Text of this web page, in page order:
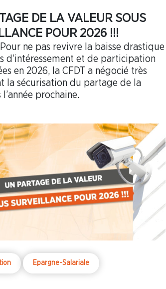
DE LA VALEUR SOUS
POUR 2026 !!!
ne pas revivre la baisse drastique
d’intéressement et de participation
en 2026, la CFDT a négocié très
la sécurisation du partage de la
prochaine.
Epargne-Salariale